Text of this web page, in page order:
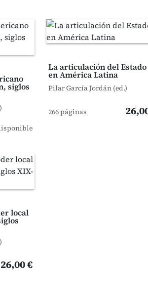
siglos
La articulación del Estado
en América Latina
Pilar García Jordán (ed.)
266 páginas
local
26,00 €